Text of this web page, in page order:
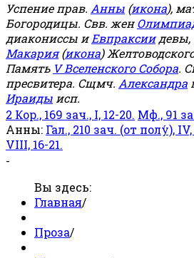
Успение прав. Анны (икона),
Богородицы. Свв. жен
диакониссы иЕвпраксиидевы,
Макария(икона)
Память V Вселенского Собора.
пресвитера. Сщмч. Александра
Ираиды исп.
2 Кор., 169 зач., I, 12-20. Мф., 91
Анны: Гал., 210 зач. (от полу́), IV,
VIII, 16-21.
-
Вы здесь:
Главная/
Проза/